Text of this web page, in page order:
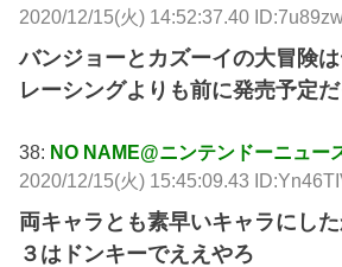
2020/12/15(火) 14:52:37.40
バンジョーとカズーイの大冒険
レーシングよりも前に発売予定
38: NO NAME@ニンテンドーニュー
2020/12/15(火) 15:45:09.43
両キャラとも素早いキャラにし
３はドンキーでええやろ